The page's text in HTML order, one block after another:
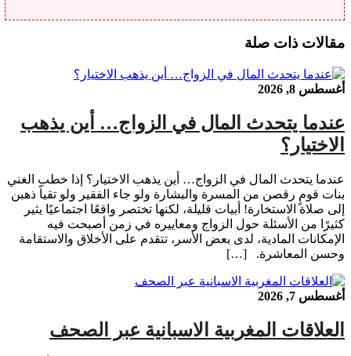
مقالات ذات صلة
أغسطس 8, 2026
عندما يتحدث المال في الزواج… أين يذهب
الاختيار؟
عندما يتحدث المال في الزواج… أين يذهب الاختيار؟ إذا خطب الغني
بنات قومٍ رقصن من المسرة والبشارة ولو جاء الفقير ولو تقياً ذهبن
إلى صلاة الاستخارة! أبيات قليلة، لكنها تختصر واقعًا اجتماعيًا يثير
كثيرًا من الأسئلة حول الزواج ومعاييره في زمن أصبحت فيه
الإمكانات المادية، لدى بعض الأسر، تتقدم على الأخلاق والاستقامة
وحسن المعاشرة. […]
أغسطس 7, 2026
العلاقات المغربية الاسبانية عبر الصحف